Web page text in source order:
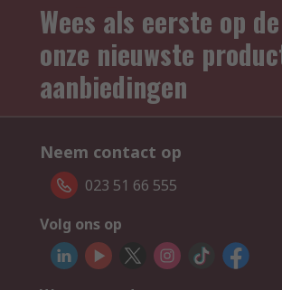
Wees als eerste op
onze nieuwste
aanbiedingen
Neem contact op
023 51 66 555
Volg ons op